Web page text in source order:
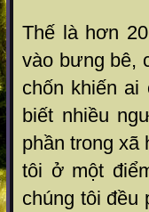
Thế là hơn
vào bưng bê,
chốn khiến ai
biết nhiều
phần trong xã
tôi ở một
chúng tôi đều